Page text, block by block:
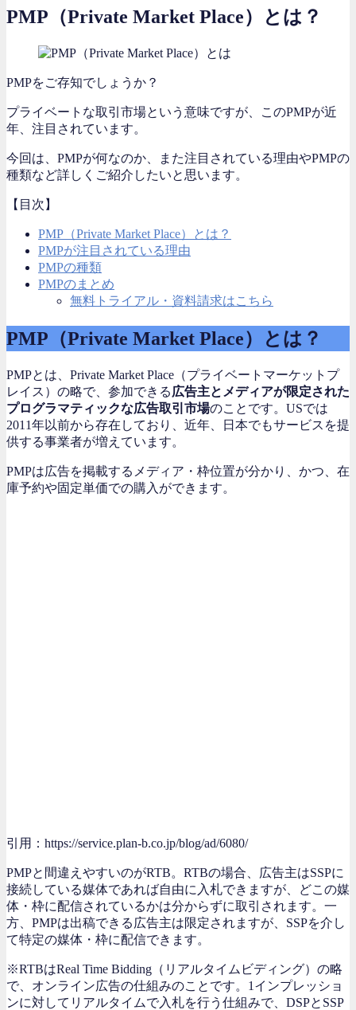
PMP（Private Market Place）とは？
PMPをご存知でしょうか？
プライベートな取引市場という意味ですが、このPMPが近
年、注目されています。
今回は、PMPが何なのか、また注目されている理由やPMPの
種類など詳しくご紹介したいと思います。
【目次】
PMP（Private Market Place）とは？
PMPが注目されている理由
PMPの種類
PMPのまとめ
無料トライアル・資料請求はこちら
PMP（Private Market Place）とは？
PMPとは、Private Market Place（プライベートマーケットプ
レイス）の略で、参加できる広告主とメディアが限定された
プログラマティックな広告取引市場のことです。USでは
2011年以前から存在しており、近年、日本でもサービスを提
供する事業者が増えています。
PMPは広告を掲載するメディア・枠位置が分かり、かつ、在
庫予約や固定単価での購入ができます。
引用：https://service.plan-b.co.jp/blog/ad/6080/
PMPと間違えやすいのがRTB。RTBの場合、広告主はSSPに
接続している媒体であれば自由に入札できますが、どこの媒
体・枠に配信されているかは分からずに取引されます。一
方、PMPは出稿できる広告主は限定されますが、SSPを介し
て特定の媒体・枠に配信できます。
※RTBはReal Time Bidding（リアルタイムビディング）の略
で、オンライン広告の仕組みのことです。1インプレッショ
ンに対してリアルタイムで入札を行う仕組みで、DSPとSSP